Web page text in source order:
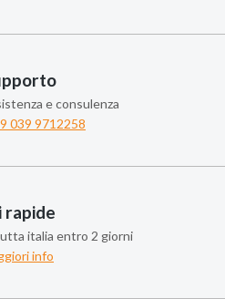
e consulenza
039 9712258
rapide
italia entro 2 giorni
info